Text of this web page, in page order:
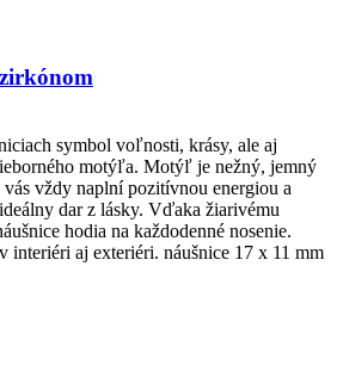
symbol voľnosti, krásy, ale aj
motýľa. Motýľ je nežný, jemný
vždy naplní pozitívnou energiou a
dar z lásky. Vďaka žiarivému
hodia na každodenné nosenie.
interiéri aj exteriéri. náušnice 17 x 11 mm